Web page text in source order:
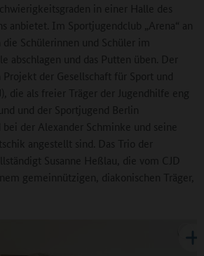
in einer Halle des
anbietet. Im Sportjugendclub „Arena“ an
Schülerinnen und Schüler im
abschlagen und das Putten üben. Der
Projekt der Gesellschaft für Sport und
die als freier Träger der Jugendhilfe eng
und der Sportjugend Berlin
der Alexander Schminke und seine
angestellt sind. Das Trio der
Susanne Heßlau, die vom CJD
gemeinnützigen, diakonischen Träger,